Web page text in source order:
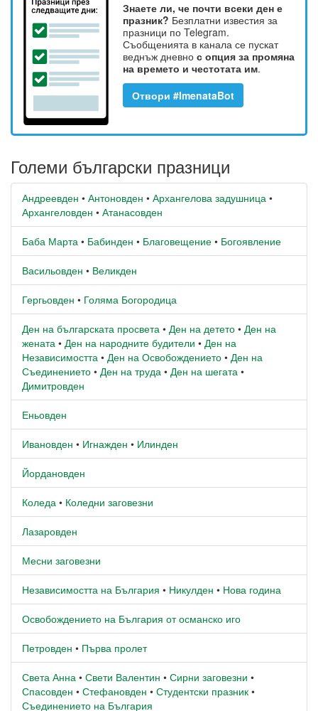
Знаете ли, че почти всеки ден е
празник? Безплатни известия за
празници по Telegram.
Съобщенията в канала се пускат
веднъж дневно с опция за промяна
на времето и честотата им.
Отвори #ImenataBot
Големи български празници
Андреевден • Антоновден • Архангелова задушница •
Архангеловден • Атанасовден
Баба Марта • Бабинден • Благовещение • Богоявление
Васильовден • Великден
Гергьовден • Голяма Богородица
Ден на българската просвета • Ден на детето • Ден на
жената • Ден на народните будители • Ден на
Независимостта • Ден на Освобождението • Ден на
Съединението • Ден на труда • Ден на шегата •
Димитровден
Еньовден
Ивановден • Игнажден • Илинден
Йордановден
Коледа • Коледни заговезни
Лазаровден
Месни заговезни
Независимостта на България • Никулден • Нова година
Освобождението на България от османско иго
Петровден • Първа пролет
Света Анна • Свети Валентин • Сирни заговезни •
Спасовден • Стефановден • Студентски празник •
Съединението на България